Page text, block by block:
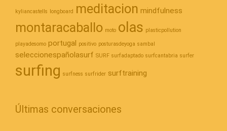
kyliancastells longboard meditacion mindfulness
montaracaballo moto olas plasticpollution
playadesomo portugal positivo posturasdeyoga sambal
seleccionespañolasurf SURF surfadaptado surfcantabria surfer
surfing surfness surfrider surftraining
Últimas conversaciones